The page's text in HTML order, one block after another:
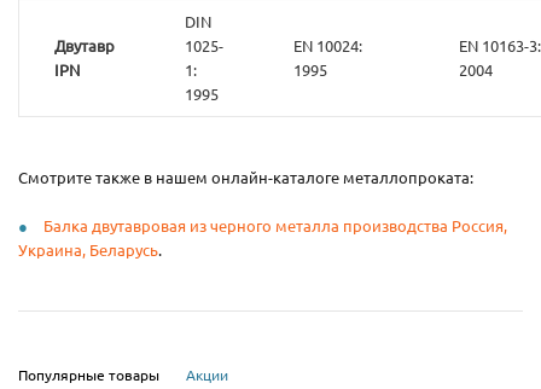
Двутавр
IPN
DIN
1025-
1:
1995
EN 10024:
1995
EN 10163-3:
2004
Смотрите также в нашем онлайн-каталоге металлопроката:
Балка двутавровая из черного металла производства Россия,
Украина, Беларусь.
Популярные товары Акции